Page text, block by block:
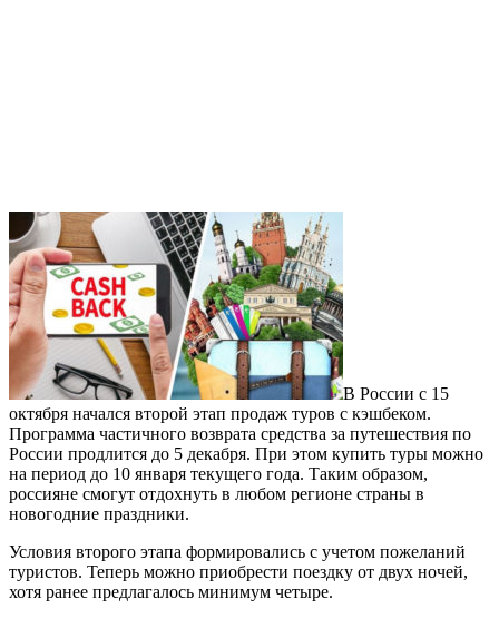
В России с 15
октября начался второй этап продаж туров с кэшбеком.
Программа частичного возврата средства за путешествия по
России продлится до 5 декабря. При этом купить туры можно
на период до 10 января текущего года. Таким образом,
россияне смогут отдохнуть в любом регионе страны в
новогодние праздники.
Условия второго этапа формировались с учетом пожеланий
туристов. Теперь можно приобрести поездку от двух ночей,
хотя ранее предлагалось минимум четыре.